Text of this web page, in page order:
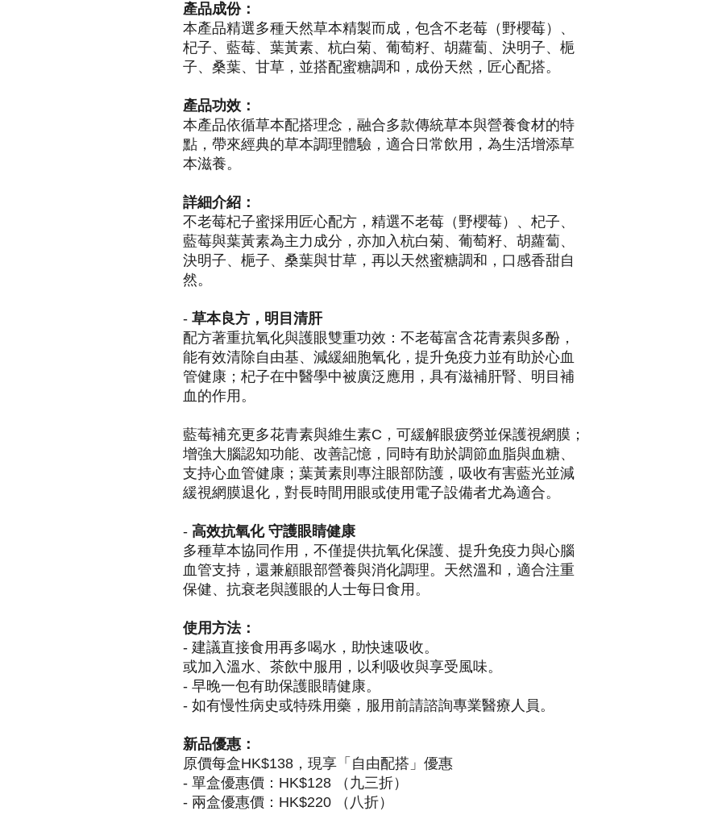
產品成份：
本產品精選多種天然草本精製而成，包含不老莓（野櫻莓）、
杞子、藍莓、葉黃素、杭白菊、葡萄籽、胡蘿蔔、決明子、梔
子、桑葉、甘草，並搭配蜜糖調和，成份天然，匠心配搭。
產品功效：
本產品依循草本配搭理念，融合多款傳統草本與營養食材的特
點，帶來經典的草本調理體驗，適合日常飲用，為生活增添草
本滋養。
詳細介紹：
不老莓杞子蜜採用匠心配方，精選不老莓（野櫻莓）、杞子、
藍莓與葉黃素為主力成分，亦加入杭白菊、葡萄籽、胡蘿蔔、
決明子、梔子、桑葉與甘草，再以天然蜜糖調和，口感香甜自
然。
- 草本良方，明目清肝
配方著重抗氧化與護眼雙重功效：不老莓富含花青素與多酚，
能有效清除自由基、減緩細胞氧化，提升免疫力並有助於心血
管健康；杞子在中醫學中被廣泛應用，具有滋補肝腎、明目補
血的作用。
藍莓補充更多花青素與維生素C，可緩解眼疲勞並保護視網膜；
增強大腦認知功能、改善記憶，同時有助於調節血脂與血糖、
支持心血管健康；葉黃素則專注眼部防護，吸收有害藍光並減
緩視網膜退化，對長時間用眼或使用電子設備者尤為適合。
- 高效抗氧化 守護眼睛健康
多種草本協同作用，不僅提供抗氧化保護、提升免疫力與心腦
血管支持，還兼顧眼部營養與消化調理。天然溫和，適合注重
保健、抗衰老與護眼的人士每日食用。
使用方法：
- 建議直接食用再多喝水，助快速吸收。
或加入溫水、茶飲中服用，以利吸收與享受風味。
- 早晚一包有助保護眼睛健康。
- 如有慢性病史或特殊用藥，服用前請諮詢專業醫療人員。
新品優惠：
原價每盒HK$138，現享「自由配搭」優惠
- 單盒優惠價：HK$128 （九三折）
- 兩盒優惠價：HK$220 （八折）